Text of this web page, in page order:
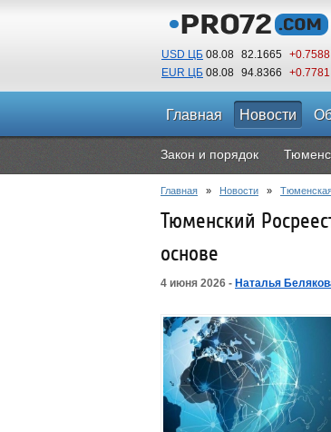
USD ЦБ 08.08 82.1665 +0.7588
EUR ЦБ 08.08 94.8366 +0.7781
Главная Новости
Закон и порядок
Главная » Новости »
Тюменский
основе
4 июня 2026 - Наталья